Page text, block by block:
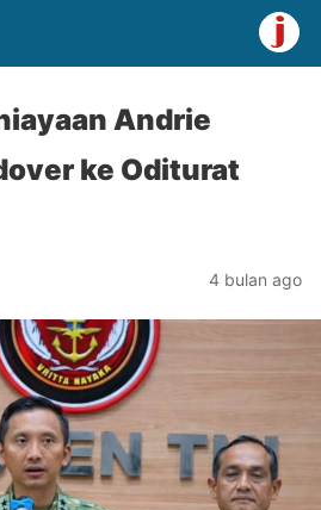
Andrie
ke Oditurat
4 bulan ago